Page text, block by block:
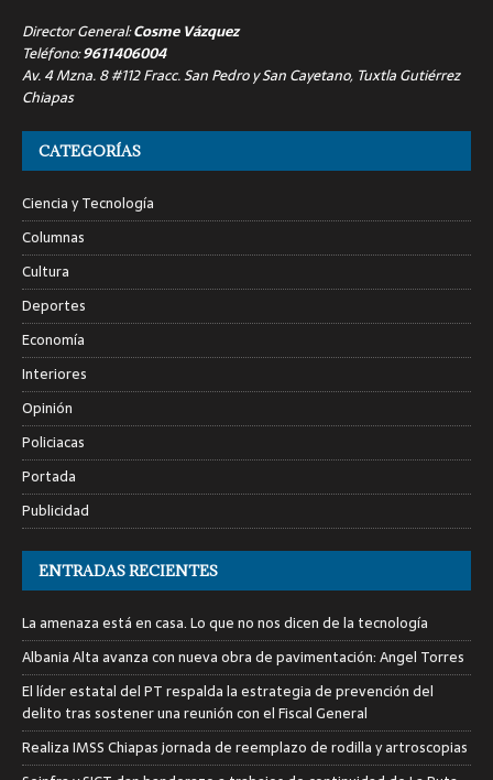
Director General:Cosme Vázquez
Teléfono:9611406004
Av. 4 Mzna. 8 #112 Fracc. San Pedro y San Cayetano, Tuxtla Gutiérrez
Chiapas
CATEGORÍAS
Ciencia y Tecnología
Columnas
Cultura
Deportes
Economía
Interiores
Opinión
Policiacas
Portada
Publicidad
ENTRADAS RECIENTES
La amenaza está en casa. Lo que no nos dicen de la tecnología
Albania Alta avanza con nueva obra de pavimentación: Angel Torres
El líder estatal del PT respalda la estrategia de prevención del
delito tras sostener una reunión con el Fiscal General
Realiza IMSS Chiapas jornada de reemplazo de rodilla y artroscopias